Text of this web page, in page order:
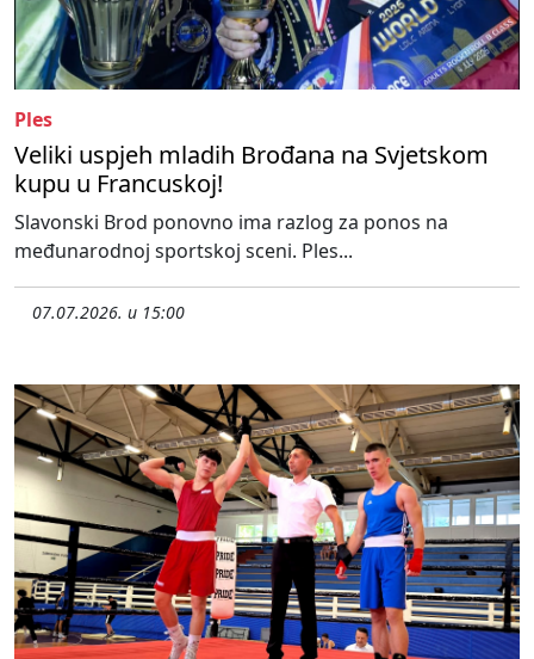
Ples
Veliki uspjeh mladih Brođana na Svjetskom
kupu u Francuskoj!
Slavonski Brod ponovno ima razlog za ponos na
međunarodnoj sportskoj sceni. Ples...
07.07.2026. u 15:00